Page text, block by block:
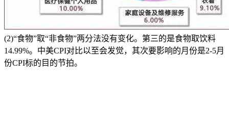
(2)“食物”取“非食物”两分法没有变化。第三的是食物取饮料
14.99%。中美CPI对比以至会发觉，其次要影响的月份是2-5月
份CPI标的目的节拍。